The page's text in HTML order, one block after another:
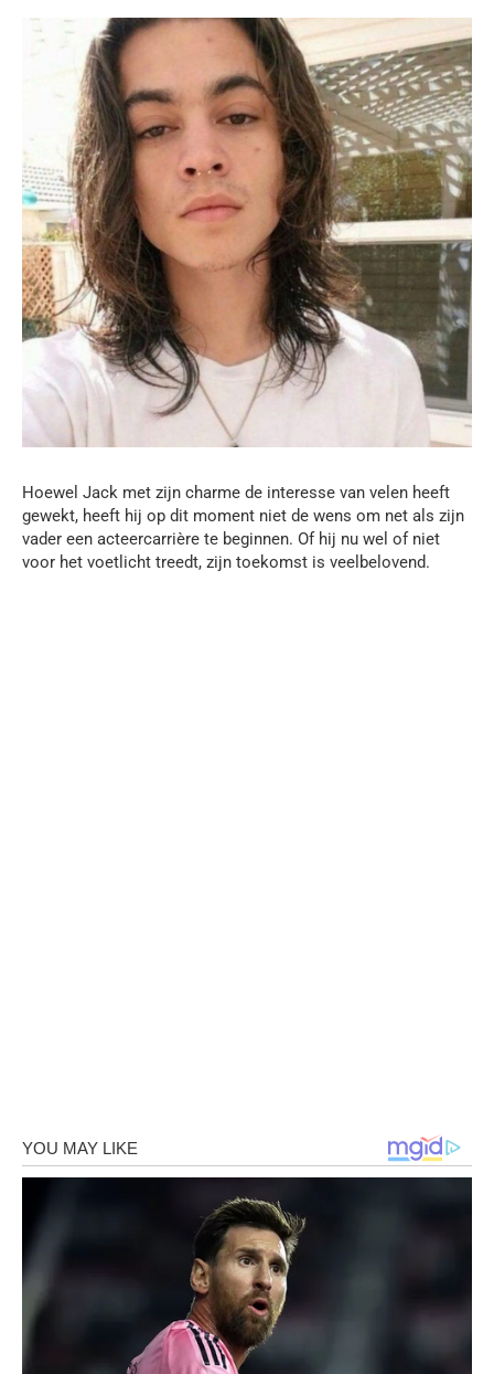
Hoewel Jack met zijn charme de interesse van velen heeft
gewekt, heeft hij op dit moment niet de wens om net als zijn
vader een acteercarrière te beginnen. Of hij nu wel of niet
voor het voetlicht treedt, zijn toekomst is veelbelovend.